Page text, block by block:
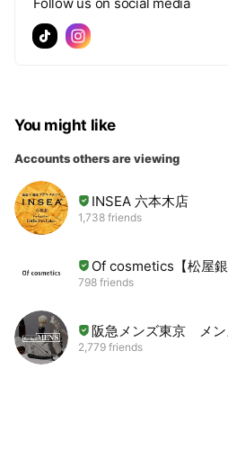
You might like
Accounts others are viewing
INSEA 六本木店
1,738 friends
Of cosmetics【松屋銀
798 friends
阪急メンズ東京 メン
2,779 friends